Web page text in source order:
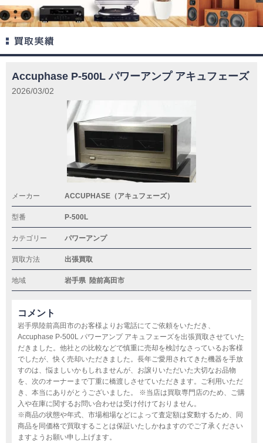
Accuphase P-500L パワーアンプ アキュフェーズ
2026/03/02
メーカー ACCUPHASE（アキュフェーズ）
型番 P-500L
カテゴリー パワーアンプ
買取方法 出張買取
地域 岩手県 陸前高田市
コメント
岩手県陸前高田市のお客様よりお電話にてご依頼をいただき、
Accuphase P-500L パワーアンプ アキュフェーズを出張買取させていた
だきました。他社との比較などで慎重に売却を検討なさっているお客様
でしたが、快く売却いただきました。長年ご愛用されてきた機器を手放
すのは、悩ましいかもしれませんが、お譲りいただいた大切なお品物
を、次のオーナーまで丁重に橋渡しさせていただきます。ご利用いただ
き、本当にありがとうございました。 ※当店は買取専門店のため、ご購
入や在庫に関するお問い合わせは受け付けておりません。
※商品の状態や年式、市場相場などによって査定額は変動するため、同
商品を同価格で買取することは保証いたしかねますのでご了承ください
ますようお願い申し上げます。